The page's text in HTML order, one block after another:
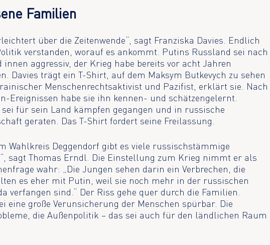
Familien
über die Zeitenwende“, sagt Franziska Davies. Endlich
verstanden, worauf es ankommt. Putins Russland sei nach
innen aggressiv, der Krieg habe bereits vor acht Jahren
Davies trägt ein T-Shirt, auf dem Maksym Butkevych zu sehen
Menschenrechtsaktivist und Pazifist, erklärt sie. Nach
Ereignissen habe sie ihn kennen- und schätzengelernt.
sei für sein Land kämpfen gegangen und in russische
geraten. Das T-Shirt fordert seine Freilassung.
Wahlkreis Deggendorf gibt es viele russischstämmige
sagt Thomas Erndl. Die Einstellung zum Krieg nimmt er als
wahr: „Die Jungen sehen darin ein Verbrechen, die
es eher mit Putin, weil sie noch mehr in der russischen
verfangen sind.“ Der Riss gehe quer durch die Familien.
eine große Verunsicherung der Menschen spürbar. Die
die Außenpolitik – das sei auch für den ländlichen Raum